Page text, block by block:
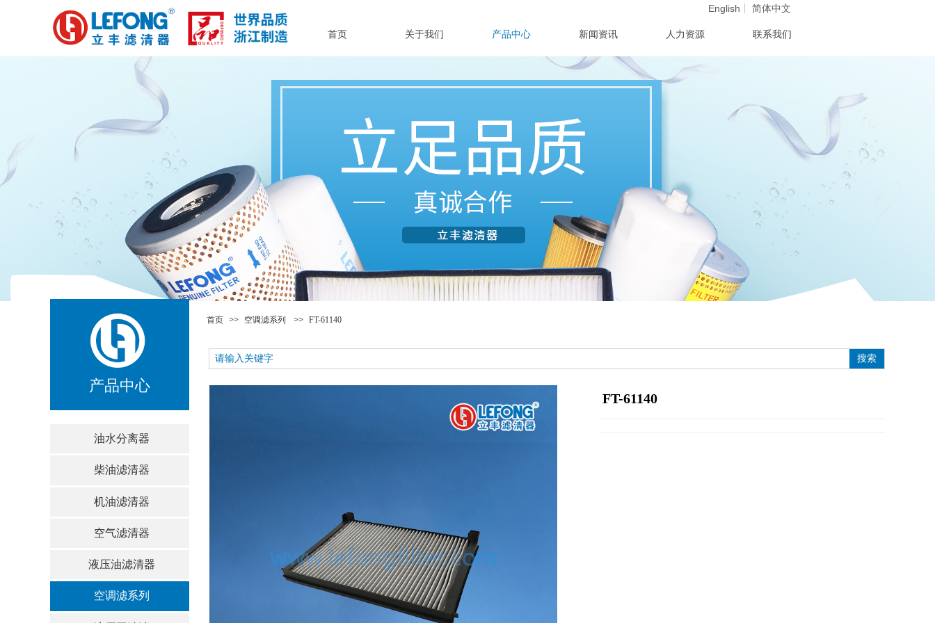
产品中心
首页 >> 空调滤系列 >> FT-61140
搜索
FT-61140
油水分离器
柴油滤清器
机油滤清器
空气滤清器
液压油滤清器
空调滤系列
首页 关于我们 产品中心 新闻资讯 人力资源 联系我们
English 简体中文